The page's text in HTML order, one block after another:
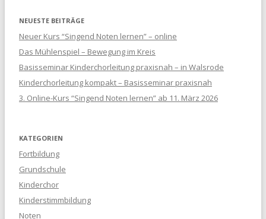
NEUESTE BEITRÄGE
Neuer Kurs “Singend Noten lernen” – online
Das Mühlenspiel – Bewegung im Kreis
Basisseminar Kinderchorleitung praxisnah – in Walsrode
Kinderchorleitung kompakt – Basisseminar praxisnah
3. Online-Kurs “Singend Noten lernen” ab 11. März 2026
KATEGORIEN
Fortbildung
Grundschule
Kinderchor
Kinderstimmbildung
Noten